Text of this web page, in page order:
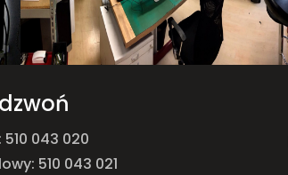
510 043 020
510 043 021